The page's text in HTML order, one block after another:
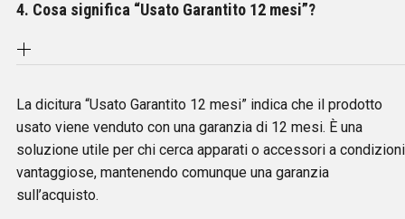
4. Cosa significa “Usato Garantito 12 mesi”?
La dicitura “Usato Garantito 12 mesi” indica che il prodotto
usato viene venduto con una garanzia di 12 mesi. È una
soluzione utile per chi cerca apparati o accessori a condizioni
vantaggiose, mantenendo comunque una garanzia
sull’acquisto.